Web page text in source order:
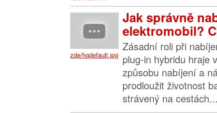
zde/hqdefault.jpg">
Jak správně
elektromobil?
Zásadní roli při
plug-in hybridu hraje
způsobu nabíjení a
prodloužit životnost
strávený na